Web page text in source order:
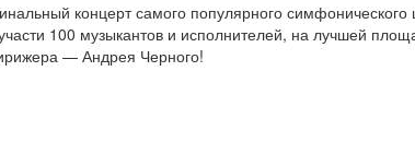
концерт самого популярного
100 музыкантов и исполнителей, на лучшей
— Андрея Черного!